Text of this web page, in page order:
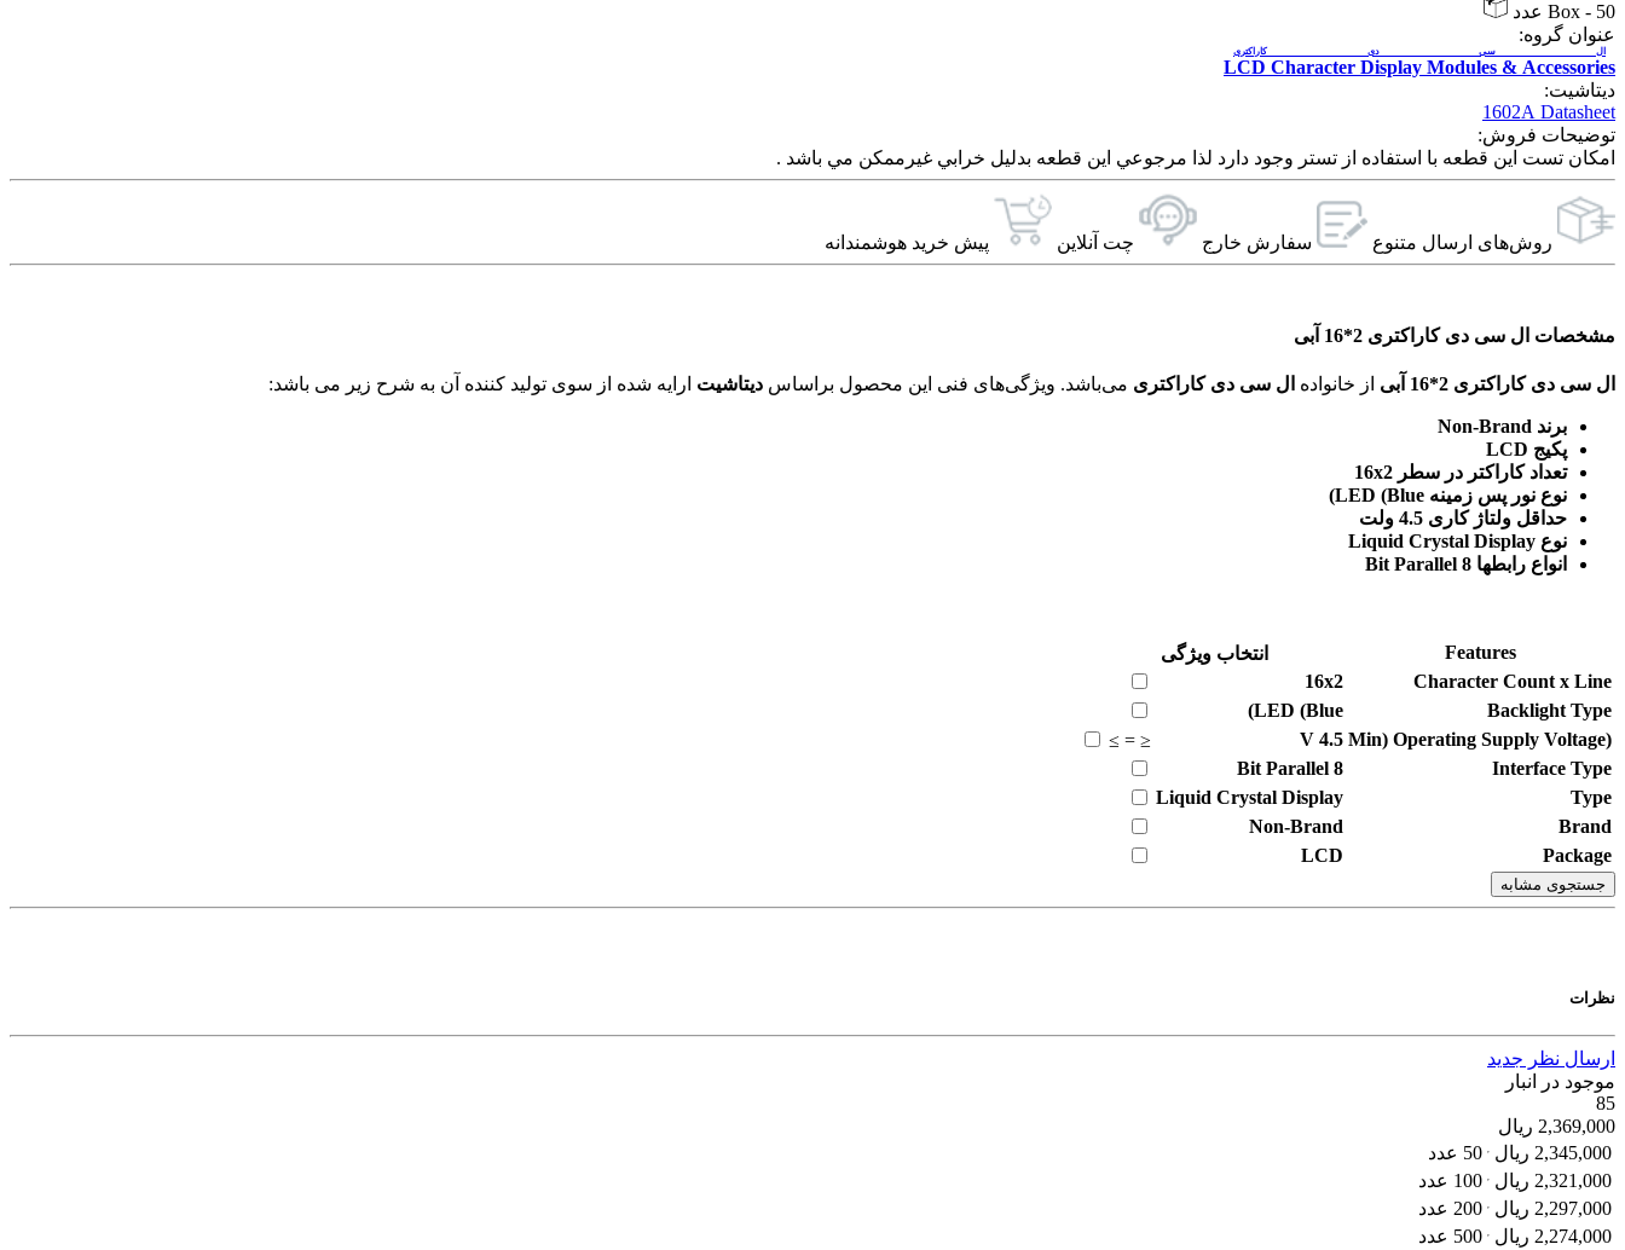
Box - 50 عدد
عنوان گروه:
LCD Character Display Modules & Accessories
ال سی دی کاراکتری
دیتاشیت:
1602A Datasheet
توضیحات فروش:
امکان تست اين قطعه با استفاده از تستر وجود دارد لذا مرجوعي اين قطعه بدليل خرابي غيرممکن مي باشد .
روش‌های ارسال‌ متنوع سفارش خارج چت آنلاین پیش خرید هوشمندانه
مشخصات ال سی دی کاراکتری 2*16 آبی
ال سی دی کاراکتری 2*16 آبی از خانواده ال سی دی کاراکتری دیتاشیت ارایه شده از سوی تولید کننده آن به شرح زیر می باشد:
برند Non-Brand
پکیج LCD
تعداد کاراکتر در سطر 16x2
نوع نور پس زمینه LED (Blue)
حداقل ولتاژ کاری 4.5 ولت
نوع Liquid Crystal Display
انواع رابطها 8 Bit Parallel
Features
انتخاب ویژگی
Character Count x Line
16x2
Backlight Type
LED (Blue)
(Min) Operating Supply Voltage
4.5
V
≤
=
≥
Interface Type
8 Bit Parallel
Type
Liquid Crystal Display
Brand
Non-Brand
Package
LCD
جستجوی مشابه
نظرات
ارسال نظر جدید
موجود در انبار
85
2,369,000 ریال
2,345,000 ریال
50 عدد
2,321,000 ریال
100 عدد
2,297,000 ریال
200 عدد
2,274,000 ریال 500 عدد